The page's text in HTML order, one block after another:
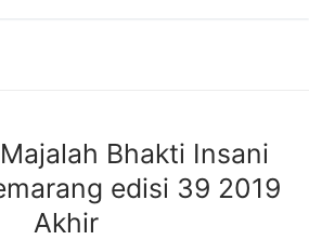
Bhakti Insani
edisi 39 2019
Akhir